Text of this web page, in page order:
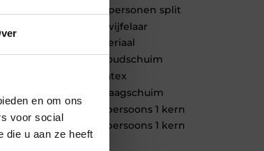
en om ons
voor social
die u aan ze heeft
2 personen split
Twijfelaar
Materiaal
Koudschuim
Latex
Traagschuim
Tweepersoons 1 kern
Tweepersoons 1 kern
product